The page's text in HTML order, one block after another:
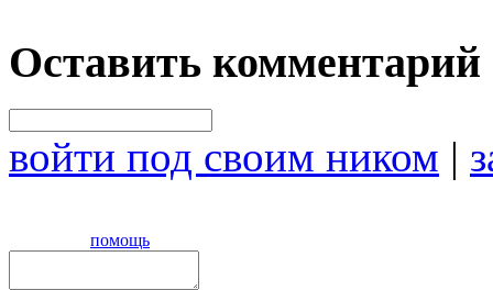
Оставить комментарий
войти под своим ником |
помощь